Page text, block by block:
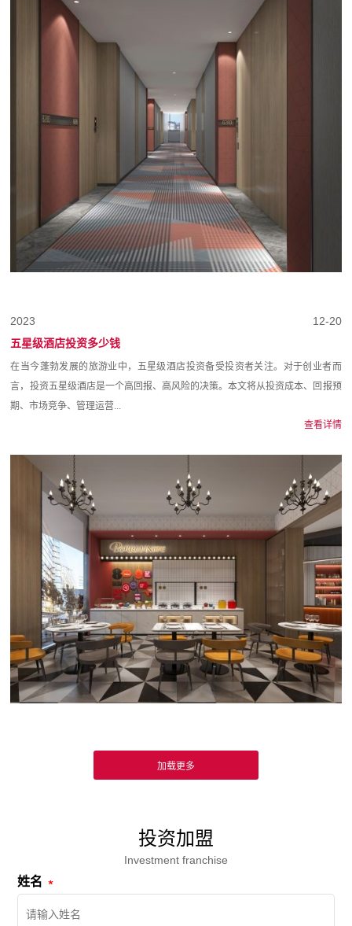
12-20
2023
五星级酒店投资多少钱
在当今蓬勃发展的旅游业中，五星级酒店投资备受投资者关注。对于创业者而
言，投资五星级酒店是一个高回报、高风险的决策。本文将从投资成本、回报预
期、市场竞争、管理运营...
查看详情
投资加盟
Investment franchise
姓名